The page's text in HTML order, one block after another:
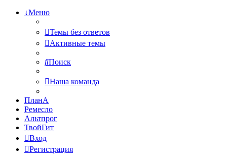
↓Меню
Темы без ответов
Активные темы
Поиск
Наша команда
ПланА
Ремесло
Альтпрог
ТвойГит
Вход
Регистрация